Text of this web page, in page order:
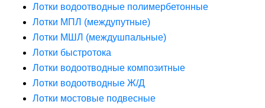
Лотки водоотводные полимербетонные
Лотки МПЛ (междупутные)
Лотки МШЛ (междушпальные)
Лотки быстротока
Лотки водоотводные композитные
Лотки водоотводные Ж/Д
Лотки мостовые подвесные